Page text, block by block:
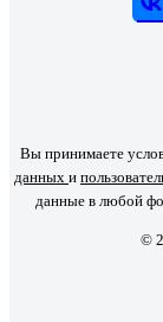
Вы принимаете
данных и
данные в любой
©